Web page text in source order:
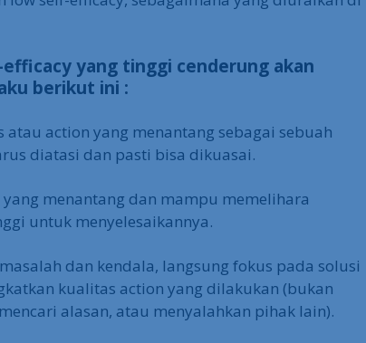
yang tinggi cenderung akan
berikut ini :
atau action yang menantang sebagai sebuah
diatasi dan pasti bisa dikuasai.
menantang dan mampu memelihara
untuk menyelesaikannya.
dan kendala, langsung fokus pada solusi
kualitas action yang dilakukan (bukan
alasan, atau menyalahkan pihak lain).